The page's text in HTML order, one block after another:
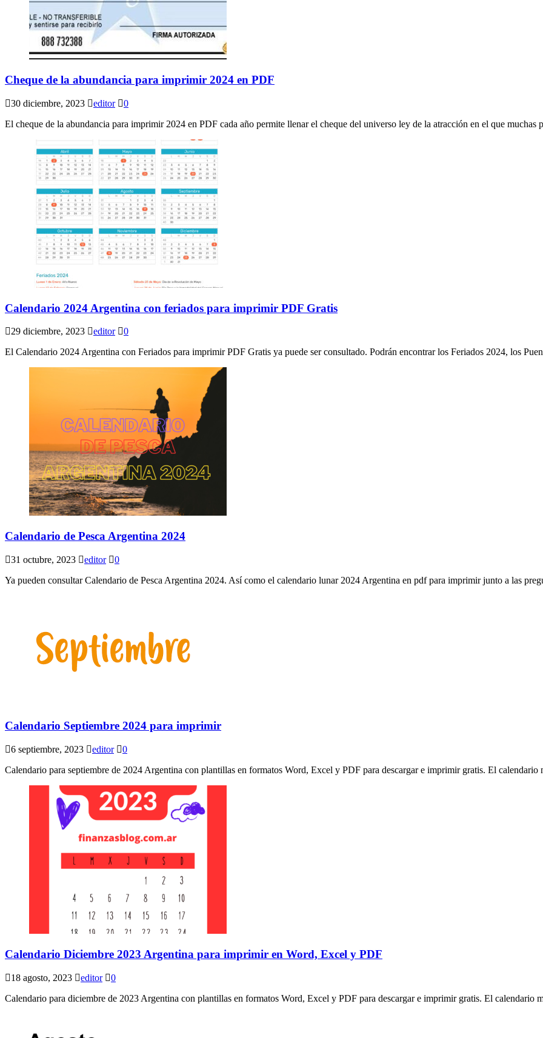
Cheque de la abundancia para imprimir 2024 en PDF
30 diciembre, 2023 editor
0
El cheque de la abundancia para imprimir 2024 en PDF cada año permite llenar el cheque del universo ley de la atracción en el que muchas
Calendario 2024 Argentina con feriados para imprimir PDF Gratis
29 diciembre, 2023 editor
0
El Calendario 2024 Argentina con Feriados para imprimir PDF Gratis ya puede ser consultado. Podrán encontrar los Feriados 2024, los
Calendario de Pesca Argentina 2024
31 octubre, 2023 editor
0
Ya pueden consultar Calendario de Pesca Argentina 2024. Así como el calendario lunar 2024 Argentina en pdf para imprimir junto a las
Calendario Septiembre 2024 para imprimir
6 septiembre, 2023 editor
0
Calendario para septiembre de 2024 Argentina con plantillas en formatos Word, Excel y PDF para descargar e imprimir gratis. El calendario
Calendario Diciembre 2023 Argentina para imprimir en Word, Excel y PDF
18 agosto, 2023 editor
0
Calendario para diciembre de 2023 Argentina con plantillas en formatos Word, Excel y PDF para descargar e imprimir gratis. El calendario